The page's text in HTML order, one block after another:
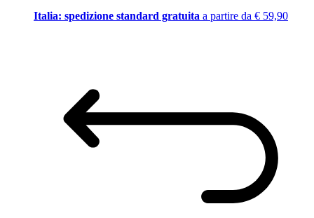
Italia: spedizione standard gratuita a partire da € 59,90